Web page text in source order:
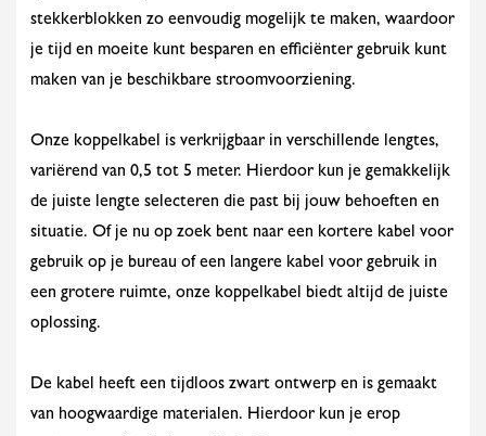
stekkerblokken zo eenvoudig mogelijk te maken, waardoor
je tijd en moeite kunt besparen en efficiënter gebruik kunt
maken van je beschikbare stroomvoorziening.
Onze koppelkabel is verkrijgbaar in verschillende lengtes,
variërend van 0,5 tot 5 meter. Hierdoor kun je gemakkelijk
de juiste lengte selecteren die past bij jouw behoeften en
situatie. Of je nu op zoek bent naar een kortere kabel voor
gebruik op je bureau of een langere kabel voor gebruik in
een grotere ruimte, onze koppelkabel biedt altijd de juiste
oplossing.
De kabel heeft een tijdloos zwart ontwerp en is gemaakt
van hoogwaardige materialen. Hierdoor kun je erop